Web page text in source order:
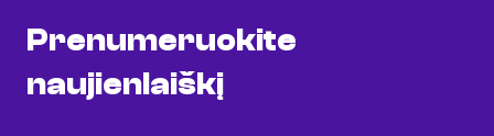
Prenumeruokite
naujienlaiškį